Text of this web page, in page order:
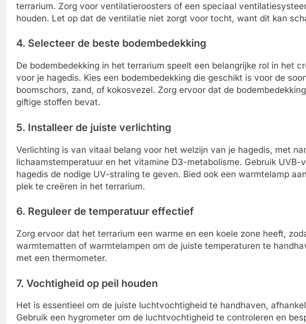
terrarium. Zorg voor ventilatieroosters of een speciaal
houden. Let op dat de ventilatie niet zorgt voor tocht, want dit kan
4. Selecteer de beste bodembedekking
De bodembedekking in het terrarium speelt een belangrijke rol in het
voor je hagedis. Kies een bodembedekking die geschikt is voor de
boomschors, zand, of kokosvezel. Zorg ervoor dat de
giftige stoffen bevat.
5. Installeer de juiste verlichting
Verlichting is van vitaal belang voor het welzijn van je hagedis, met
lichaamstemperatuur en het vitamine D3-metabolisme. Gebruik
hagedis de nodige UV-straling te geven. Bied ook een warmtelamp
plek te creëren in het terrarium.
6. Reguleer de temperatuur effectief
Zorg ervoor dat het terrarium een warme en een koele zone heeft,
warmtematten of warmtelampen om de juiste temperaturen te
met een thermometer.
7. Vochtigheid op peil houden
Het is essentieel om de juiste luchtvochtigheid te handhaven,
Gebruik een hygrometer om de luchtvochtigheid te controleren en